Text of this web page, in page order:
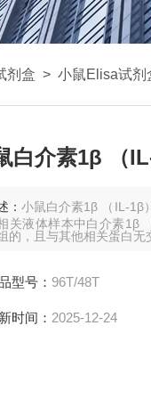
剂盒 > 小鼠Elisa试剂
白介素1β （
：小鼠白介素1β （IL-1β
关液体样本中白介素1β
的，且与其他相关蛋白无
型号： 96T/48T
时间： 2025-12-24